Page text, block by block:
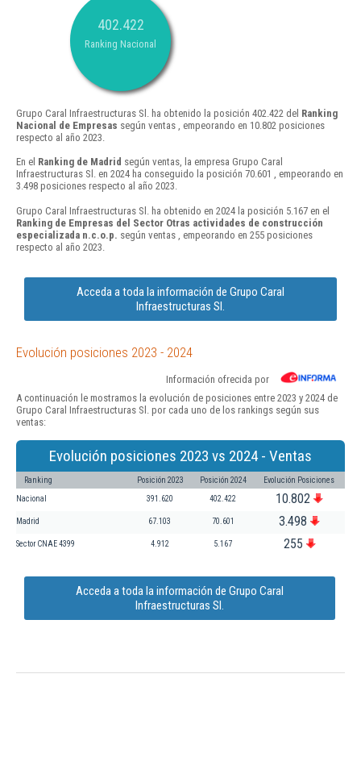
402.422
Ranking Nacional
Grupo Caral Infraestructuras Sl. ha obtenido la posición 402.422 del Ranking
Nacional de Empresas según ventas , empeorando en 10.802 posiciones
respecto al año 2023.
En el Ranking de Madrid según ventas, la empresa Grupo Caral
Infraestructuras Sl. en 2024 ha conseguido la posición 70.601 , empeorando en
3.498 posiciones respecto al año 2023.
Grupo Caral Infraestructuras Sl. ha obtenido en 2024 la posición 5.167 en el
Ranking de Empresas del Sector Otras actividades de construcción
especializada n.c.o.p. según ventas , empeorando en 255 posiciones
respecto al año 2023.
Acceda a toda la información de Grupo Caral
Infraestructuras Sl.
Evolución posiciones 2023 - 2024
Información ofrecida por
A continuación le mostramos la evolución de posiciones entre 2023 y 2024 de
Grupo Caral Infraestructuras Sl. por cada uno de los rankings según sus
ventas:
Evolución posiciones 2023 vs 2024 - Ventas
Ranking Posición 2023 Posición 2024 Evolución Posiciones
Nacional 391.620 402.422 10.802
Madrid 67.103 70.601 3.498
Sector CNAE 4399 4.912 5.167 255
Acceda a toda la información de Grupo Caral
Infraestructuras Sl.